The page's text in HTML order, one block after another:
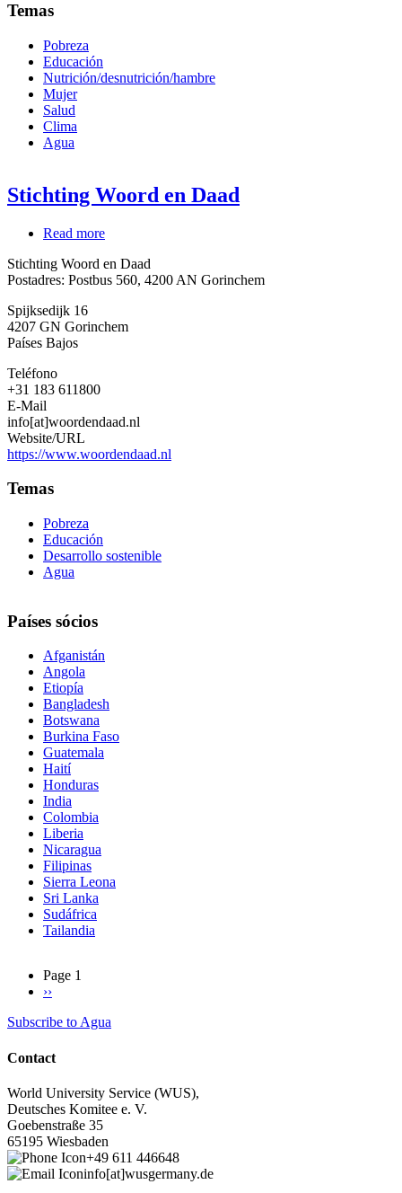
Temas
Pobreza
Educación
Nutrición/desnutrición/hambre
Mujer
Salud
Clima
Agua
Stichting Woord en Daad
Read more
Woord
en
Stichting Woord en Daad
Postadres: Postbus 560, 4200 AN Gorinchem
Spijksedijk 16
4207 GN Gorinchem
Países Bajos
Teléfono
+31 183 611800
E-Mail
info[at]woordendaad.nl
Website/URL
https://www.woordendaad.nl
Temas
Pobreza
Educación
Desarrollo sostenible
Agua
Países sócios
Afganistán
Angola
Etiopía
Bangladesh
Botswana
Burkina Faso
Guatemala
Haití
Honduras
India
Colombia
Liberia
Nicaragua
Filipinas
Sierra Leona
Sri Lanka
Sudáfrica
Tailandia
Pagination
Page 1
Next
››
Subscribe to Agua
Contact
World University Service (WUS),
Deutsches Komitee e. V.
Goebenstraße 35
65195 Wiesbaden
+49 611 446648
info[at]wusgermany.de